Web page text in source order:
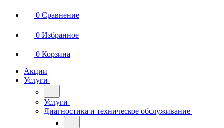
0 Сравнение
0 Избранное
0 Корзина
Акции
Услуги
Услуги
Диагностика и техническое обслуживание